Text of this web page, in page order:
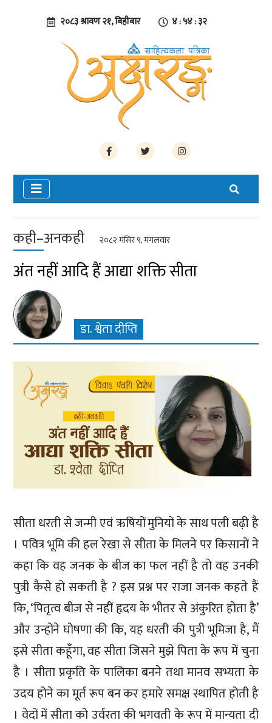
२०८३ श्रावण २१, बिहीबार ४ : ५४ : ३३
कही–अनकही २०८२ मंसिर ९, मंगलवार
अंत नहीं आदि हैं आद्या शक्ति सीता
डा. श्वेता दीप्ति
सीता धरती से जन्मी एवं ऋषियों मुनियों के साथ पली बढ़ी है
। पवित्र भूमि की हल रेखा से सीता के मिलने पर किसानों ने
कहा कि वह जनक के बीज का फल नहीं है तो वह उनकी
पुत्री कैसे हो सकती है ? इस प्रश्न पर राजा जनक कहते हैं
कि, ‘पितृत्व बीज से नहीं हृदय के भीतर से अंकुरित होता है’
और उन्होंने घोषणा की कि, यह धरती की पुत्री भूमिजा है, मैं
इसे सीता कहूँगा, वह सीता जिसने मुझे पिता के रूप में चुना
है । सीता प्रकृति के पालिका बनने तथा मानव सभ्यता के
उदय होने का मूर्त रूप बन कर हमारे समक्ष स्थापित होती है
। वेदों में सीता को उर्वरता की भगवती के रूप में मान्यता दी